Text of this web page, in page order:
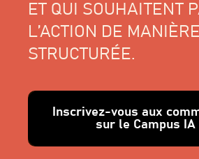
ET QUI SOUHAITENT
L’ACTION DE MANIÈRE
STRUCTURÉE.
Inscrivez-vous aux
sur le Campus